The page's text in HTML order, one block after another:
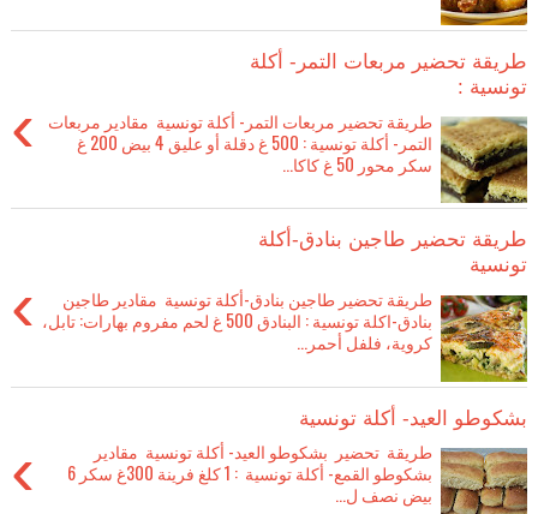
طريقة تحضير مربعات التمر- أكلة
تونسية :
›
طريقة تحضير مربعات التمر- أكلة تونسية مقادير مربعات
التمر- أكلة تونسية : 500 غ دقلة أو عليق 4 بيض 200 غ
سكر محور 50 غ كاكا...
طريقة تحضير طاجين بنادق-أكلة
تونسية
›
طريقة تحضير طاجين بنادق-أكلة تونسية مقادير طاجين
بنادق-اكلة تونسية : البنادق 500 غ لحم مفروم بهارات: تابل،
كروية، فلفل أحمر...
بشكوطو العيد- أكلة تونسية
›
طريقة تحضير بشكوطو العيد- أكلة تونسية مقادير
بشكوطو القمع- أكلة تونسية : 1 كلغ فرينة 300غ سكر 6
بيض نصف ل...